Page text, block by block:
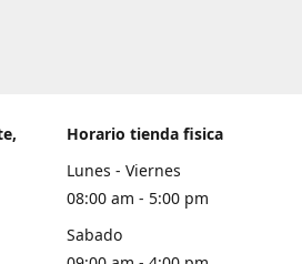
Horario tienda fisica
Lunes - Viernes
08:00 am - 5:00 pm
Sabado